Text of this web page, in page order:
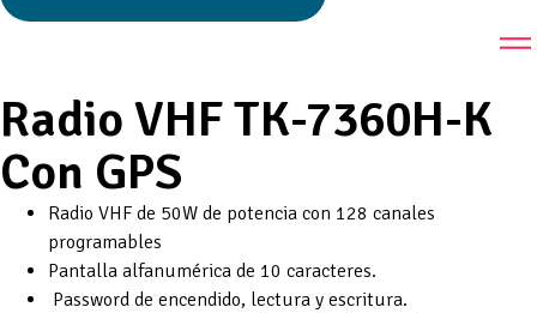
Radio VHF TK-7360H-K
Con GPS
Radio VHF de 50W de potencia con 128 canales
programables
Pantalla alfanumérica de 10 caracteres.
Password de encendido, lectura y escritura.